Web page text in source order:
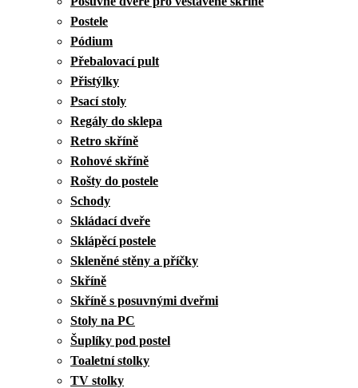
Postele
Pódium
Přebalovací pult
Přistýlky
Psací stoly
Regály do sklepa
Retro skříně
Rohové skříně
Rošty do postele
Schody
Skládací dveře
Sklápěcí postele
Skleněné stěny a příčky
Skříně
Skříně s posuvnými dveřmi
Stoly na PC
Šuplíky pod postel
Toaletní stolky
TV stolky